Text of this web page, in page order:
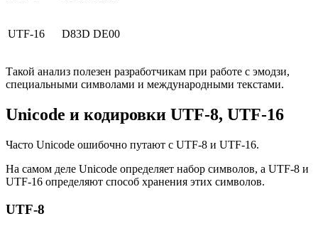
UTF-16 D83D DE00
Такой анализ полезен разработчикам при работе с эмодзи,
специальными символами и международными текстами.
Unicode и кодировки UTF-8, UTF-16
Часто Unicode ошибочно путают с UTF-8 и UTF-16.
На самом деле Unicode определяет набор символов, а UTF-8 и
UTF-16 определяют способ хранения этих символов.
UTF-8